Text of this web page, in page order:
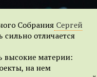
Собрания Сергей
сильно отличается
высокие материи:
на нем